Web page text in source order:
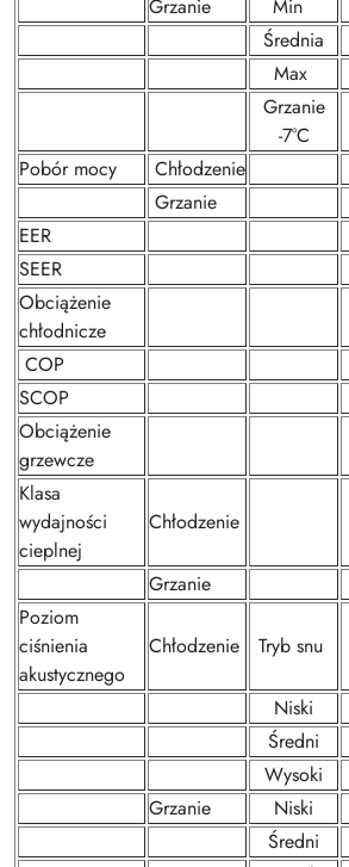
Grzanie
Min
Średnia
Max
Grzanie
-7°C
Pobór mocy
Chłodzenie
Grzanie
EER
SEER
Obciążenie
chłodnicze
COP
SCOP
Obciążenie
grzewcze
Klasa
wydajności
cieplnej
Chłodzenie
Grzanie
Poziom
ciśnienia
akustycznego
Chłodzenie Tryb snu
Niski
Średni
Wysoki
Grzanie
Niski
Średni